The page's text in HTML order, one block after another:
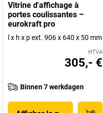
Vitrine d'affichage à
portes coulissantes –
eurokraft pro
l x h x p ext. 906 x 640 x 50 mm
HTVA
305,- €
Binnen 7 werkdagen